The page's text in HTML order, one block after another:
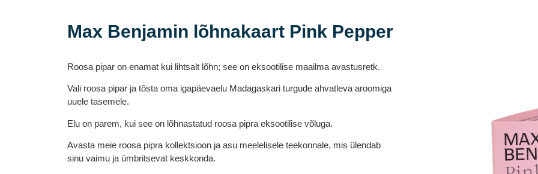
Max Benjamin lõhnakaart Pink Pepper
Roosa pipar on enamat kui lihtsalt lõhn; see on eksootilise maailma avastusretk.
Vali roosa pipar ja tõsta oma igapäevaelu Madagaskari turgude ahvatleva aroomiga
uuele tasemele.
Elu on parem, kui see on lõhnastatud roosa pipra eksootilise võluga.
Avasta meie roosa pipra kollektsioon ja asu meelelisele teekonnale, mis ülendab
sinu vaimu ja ümbritsevat keskkonda.